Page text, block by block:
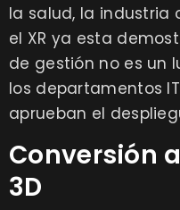
la salud, la
el XR ya esta
de gestión no es un
los departamentos
aprueban el
Conversión
3D